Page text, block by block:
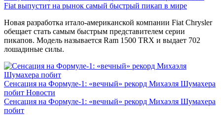
Fiat выпустит на рынок самый быстрый пикап в мире
Новая разработка итало-американской компании Fiat Chrysler
обещает стать самым быстрым представителем серии
пикапов. Модель называется Ram 1500 TRX и выдает 702
лошадиные силы.
Сенсация на Формуле-1: «вечный» рекорд Михаэля Шумахера
побит Новости
Сенсация на Формуле-1: «вечный» рекорд Михаэля Шумахера
побит